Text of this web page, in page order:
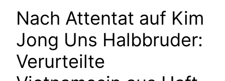
Nach Attentat auf Kim
Jong Uns Halbbruder:
Verurteilte